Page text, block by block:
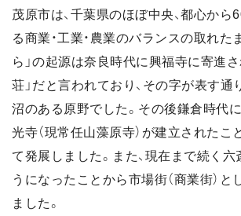
茂原市は、千葉県のほぼ中央、都心から
る商業・工業・農業のバランスの取れた
ら」の起源は奈良時代に興福寺に寄進
荘」だと言われており、その字が表す
沼のある原野でした。その後鎌倉時代
光寺（現常任山藻原寺）が建立されたこ
て発展しました。また、現在まで続く
うになったことから市場街（商業街）と
ました。